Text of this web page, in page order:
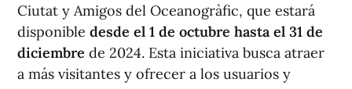
Ciutat y Amigos del Oceanogràfic, que estará
disponible desde el 1 de octubre hasta el 31 de
diciembre de 2024. Esta iniciativa busca atraer
a más visitantes y ofrecer a los usuarios y